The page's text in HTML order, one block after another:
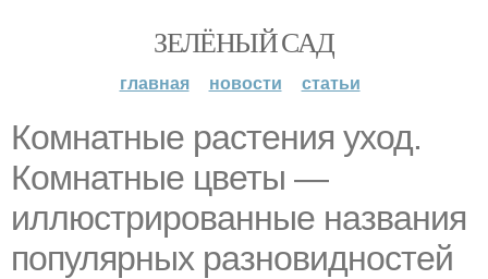
ЗЕЛЁНЫЙ САД
главная новости статьи
Комнатные растения уход.
Комнатные цветы —
иллюстрированные названия
популярных разновидностей